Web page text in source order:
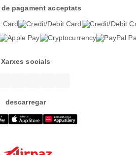
pagament acceptats
Xarxes socials
descarregar